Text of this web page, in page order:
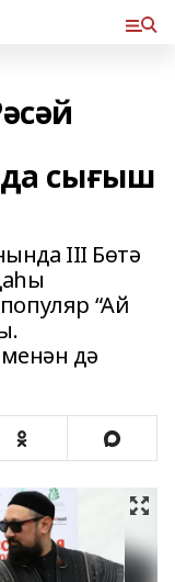
сығыш
III Бөтә
“Ай
дә